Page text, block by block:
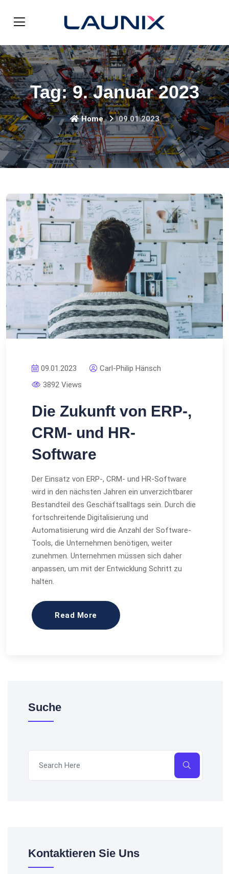
Tag:9. Januar 2023
Home 09.01.2023
09.01.2023
Carl-Philip Hänsch
3892 Views
Die Zukunft von ERP-,
CRM- und HR-
Software
Der Einsatz von ERP-, CRM- und HR-Software
wird in den nächsten Jahren ein unverzichtbarer
Bestandteil des Geschäftsalltags sein. Durch die
fortschreitende Digitalisierung und
Automatisierung wird die Anzahl der Software-
Tools, die Unternehmen benötigen, weiter
zunehmen. Unternehmen müssen sich daher
anpassen, um mit der Entwicklung Schritt zu
halten.
Read More
Suche
Kontaktieren Sie Uns